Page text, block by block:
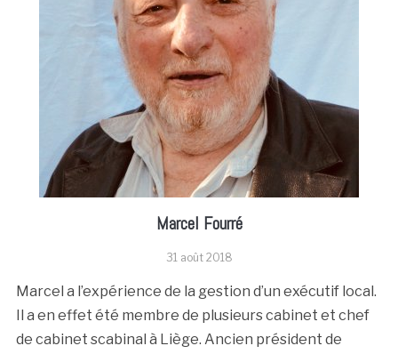
Marcel Fourré
31 août 2018
Marcel a l’expérience de la gestion d’un exécutif local.
Il a en effet été membre de plusieurs cabinet et chef
de cabinet scabinal à Liège. Ancien président de